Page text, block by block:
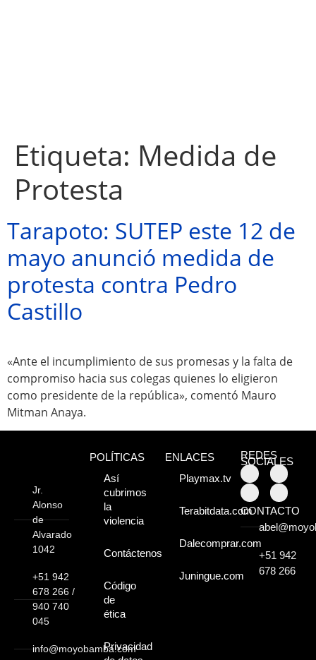
Atractivos
Moyobamba, está
lleno de atractivos
sorprendentes,
¡Descúbrelos!
Etiqueta: Medida de
Protesta
Tarapoto: SUTEP este 12 de
mayo anunció medida de
protesta contra Pedro
Castillo
«Ante el incumplimiento de sus promesas y la falta de
compromiso hacia sus colegas quienes lo eligieron
como presidente de la república», comentó Mauro
Mitman Anaya.
Jr.
Alonso
de
Alvarado
1042
+51 942
678 266 /
940 740
045
info@moyobamba.com
POLÍTICAS
Así
cubrimos
la
violencia
Contáctenos
Código
de
ética
Privacidad
ENLACES
Playmax.tv
Terabitdata.com
Dalecomprar.com
Juningue.com
REDES
SOCIALES
CONTACTO
+51 942
678 266